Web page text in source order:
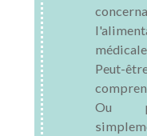
Peut-
Ou